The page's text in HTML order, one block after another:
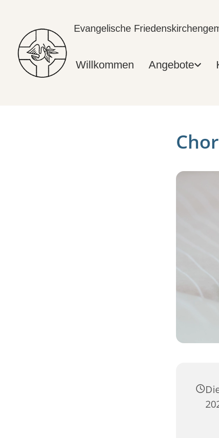
Evangelische
Willkommen Angebote